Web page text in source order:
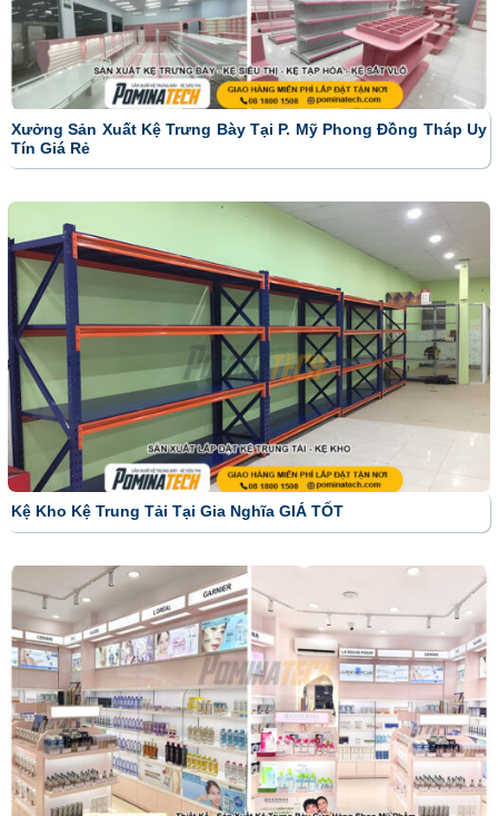
Xưởng Sản Xuất Kệ Trưng Bày Tại P. Mỹ Phong Đồng Tháp Uy
Tín Giá Rẻ
Kệ Kho Kệ Trung Tải Tại Gia Nghĩa GIÁ TỐT